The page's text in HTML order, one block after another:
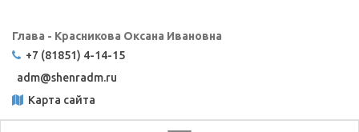
Глава - Красникова Оксана Ивановна
+7 (81851) 4-14-15
adm@shenradm.ru
Карта сайта